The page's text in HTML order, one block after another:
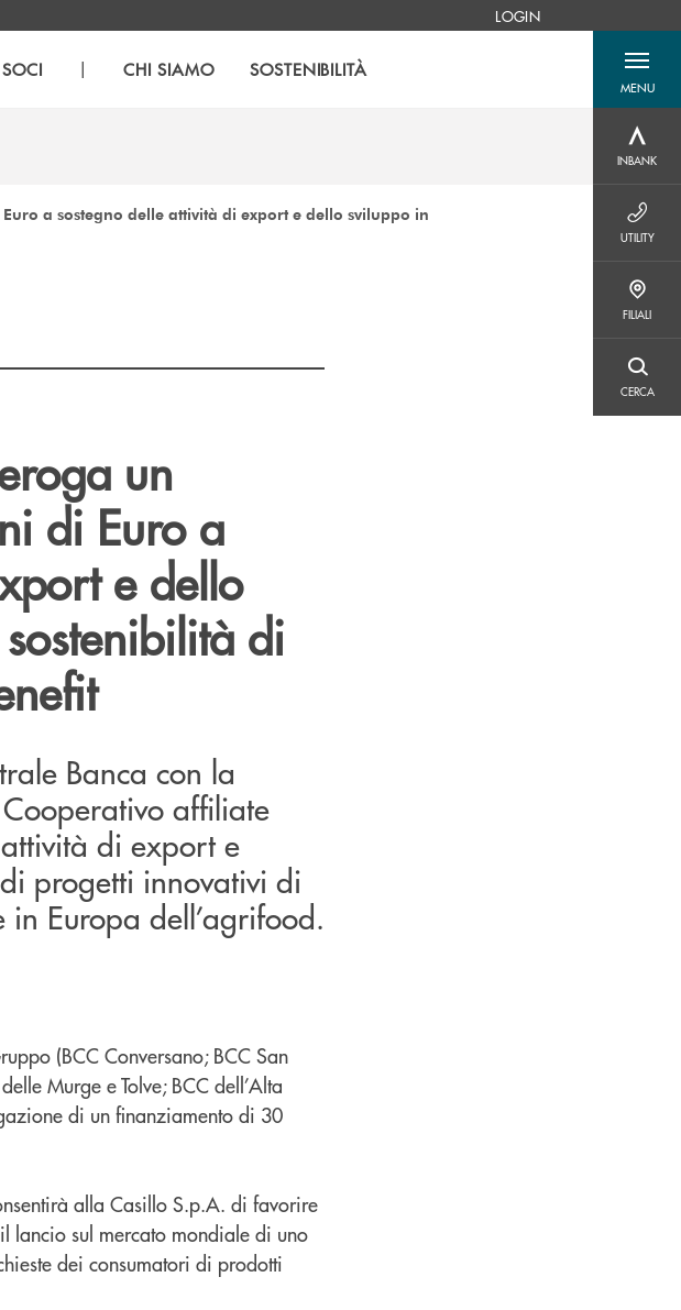
LOGIN
SOCI | CHI SIAMO SOSTENIBILITÀ
MENU
menu
INBANK
UTILITY
FILIALI
CERCA
a sostegno delle attività di export e dello sviluppo in
un
di Euro a
e dello
di
Banca con la
affiliate
di export e
progetti innovativi di
Europa dell’agrifood.
(BCC Conversano; BCC San
Murge e Tolve; BCC dell’Alta
di un finanziamento di 30
alla Casillo S.p.A. di favorire
lancio sul mercato mondiale di uno
dei consumatori di prodotti